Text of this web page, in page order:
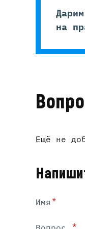
на
Ещё не
Имя *
*